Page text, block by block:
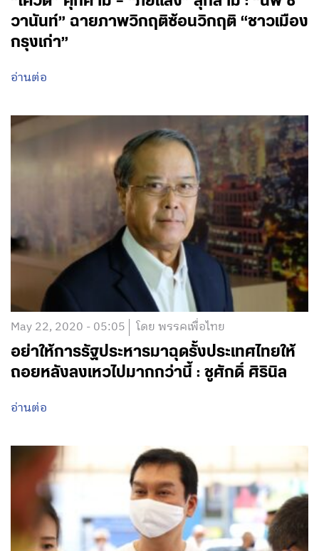
May 23, 2020 - 02:05 โดย พรรคเพื่อไทย
“โควิด” คุกคาม – “ภัยแล้ง” ลุกลาม : “นพ ชี
วานันท์” ฉายภาพวิกฤติซ้อนวิกฤติ “ชาวเมือง
อ่านต่อ
May 22, 2020 - 05:05 โดย พรรคเพื่อไทย
อย่าให้การรัฐประหารมาฉุดรั้งประเทศไทยให้
ถอยหลังลงเหวไปมากกว่านี้ : ชูศักดิ์ ศิรินิล